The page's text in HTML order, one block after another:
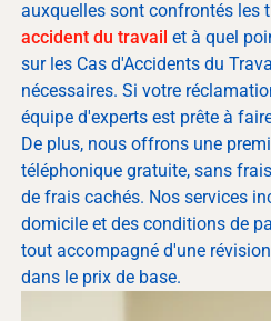
auxquelles sont confrontés les
accident du travail et à quel
sur les Cas d'Accidents du
nécessaires. Si votre
équipe d'experts est prête à
De plus, nous offrons une
téléphonique gratuite, sans
de frais cachés. Nos services
domicile et des conditions de
tout accompagné d'une
dans le prix de base.